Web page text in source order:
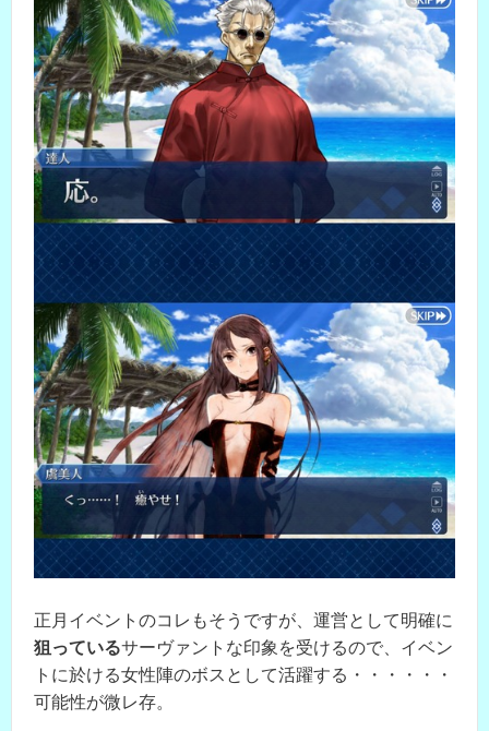
正月イベントのコレもそうですが、運営として明確に
狙っているサーヴァントな印象を受けるので、イベン
トに於ける女性陣のボスとして活躍する・・・・・・
可能性が微レ存。